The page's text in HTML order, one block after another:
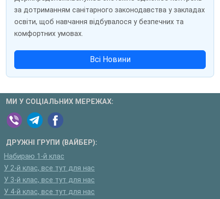
за дотриманням санітарного законодавства у закладах
освіти, щоб навчання відбувалося у безпечних та
комфортних умовах.
Всі Новини
МИ У СОЦІАЛЬНИХ МЕРЕЖАХ:
ДРУЖНІ ГРУПИ (ВАЙБЕР):
Набираю 1-й клас
У 2-й клас, все тут для нас
У 3-й клас, все тут для нас
У 4-й клас, все тут для нас